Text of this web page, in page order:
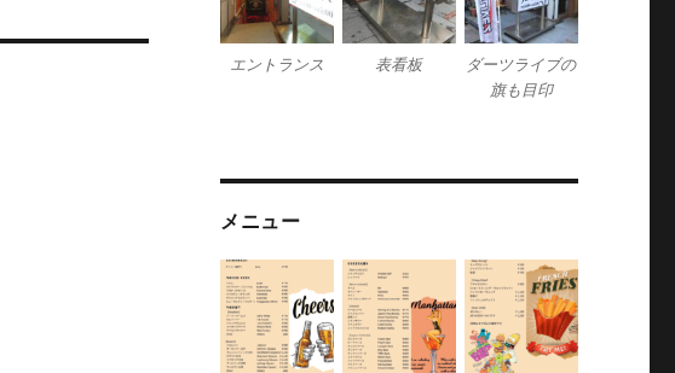
エントランス 表看板
ダーツライブの
旗も目印
メニュー